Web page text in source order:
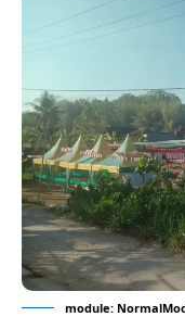
module: